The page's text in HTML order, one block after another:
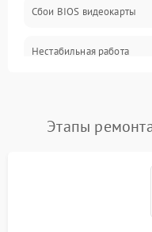
ПО
Электронные
Общие поломки
Сбои BIOS видеокарты
Нестабильная работа
Этапы